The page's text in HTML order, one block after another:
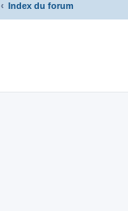
Index du forum